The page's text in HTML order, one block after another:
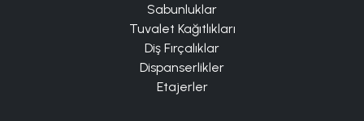
Sabunluklar
Tuvalet Kağıtlıkları
Diş Fırçalıklar
Dispanserlikler
Etajerler